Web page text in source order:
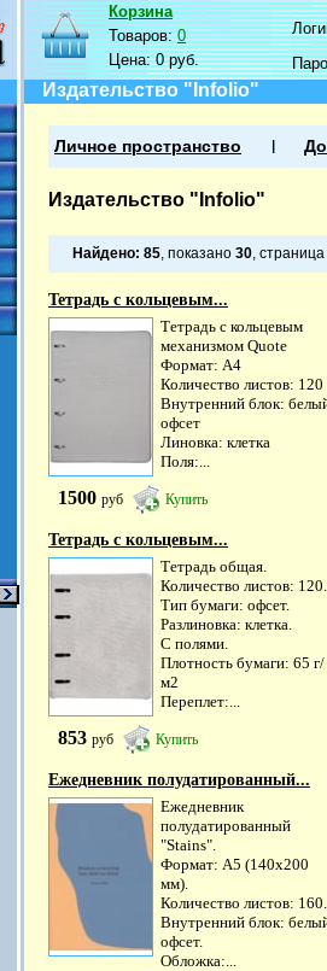
Корзина
Товаров:0
Цена:0 руб.
Издательство "Infolio"
Личное пространство
Издательство "Infolio"
Найдено: 85, показано 30, страница
Тетрадь с кольцевым...
Тетрадь с кольцевым
механизмом Quote
Формат: А4
Количество листов: 120
Внутренний блок:
офсет
Линовка: клетка
Поля:...
1500 руб Купить
Тетрадь с кольцевым...
Тетрадь общая.
Количество листов: 120.
Тип бумаги: офсет.
Разлиновка: клетка.
С полями.
Плотность бумаги: 65 г/
м2
Переплет:...
853 руб Купить
Ежедневник полудатированный...
Ежедневник
полудатированный
"Stains".
Формат: А5 (140х200
мм).
Количество листов: 160.
Внутренний блок:
офсет.
Обложка:...